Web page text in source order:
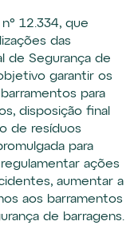
12.334, que
das
de Segurança de
garantir os
para
disposição final
de resíduos
para
ações
aumentar a
aos barramentos
de barragens.